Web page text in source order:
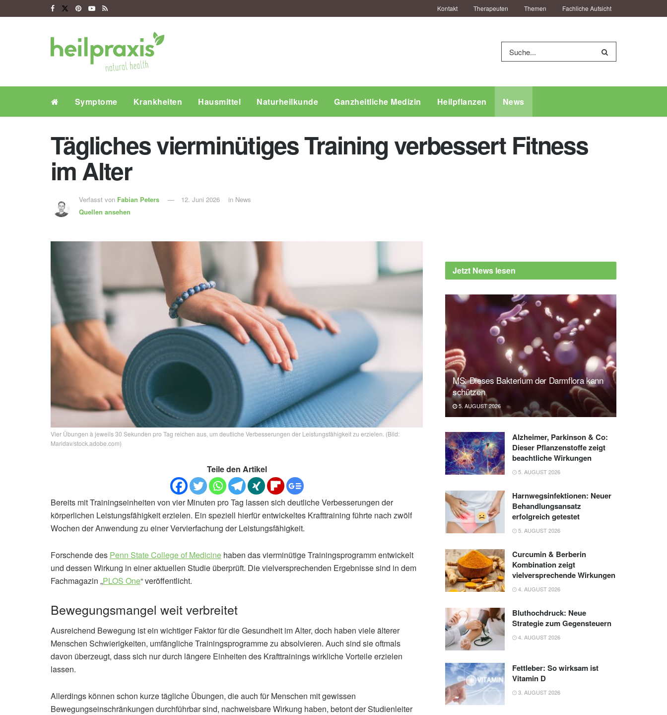
Kontakt Therapeuten Themen Fachliche Aufsicht
Symptome Krankheiten Hausmittel Naturheilkunde Ganzheitliche Medizin Heilpflanzen News
Tägliches vierminütiges Training verbessert Fitness
im Alter
Verfasst von Fabian Peters
Quellen ansehen
12. Juni 2026 in News
Vier Übungen à jeweils 30 Sekunden pro Tag reichen aus, um deutliche Verbesserungen der Leistungsfähigkeit zu erzielen. (Bild:
Maridav/stock.adobe.com)
Teile den Artikel
Bereits mit Trainingseinheiten von vier Minuten pro Tag lassen sich deutliche Verbesserungen der
körperlichen Leistungsfähigkeit erzielen. Ein speziell hierfür entwickeltes Krafttraining führte nach zwölf
Wochen der Anwendung zu einer Vervierfachung der Leistungsfähigkeit.
Forschende des Penn State College of Medicine haben das vierminütige Trainingsprogramm entwickelt
und dessen Wirkung in einer aktuellen Studie überprüft. Die vielversprechenden Ergebnisse sind in dem
Fachmagazin „PLOS One“ veröffentlicht.
Bewegungsmangel weit verbreitet
Ausreichend Bewegung ist ein wichtiger Faktor für die Gesundheit im Alter, doch haben viele älterer
Menschen Schwierigkeiten, umfängliche Trainingsprogramme zu absolvieren. Auch sind sie oftmals
davon überzeugt, dass sich nur durch längere Einheiten des Krafttrainings wirkliche Vorteile erzielen
lassen.
Allerdings können schon kurze tägliche Übungen, die auch für Menschen mit gewissen
Bewegungseinschränkungen durchführbar sind, nachweisbare Wirkung haben, betont der Studienleiter
Jetzt News lesen
MS: Dieses Bakterium der Darmflora kann
schützen
5. AUGUST 2026
Alzheimer, Parkinson & Co:
Dieser Pflanzenstoffe zeigt
beachtliche Wirkungen
5. AUGUST 2026
Harnwegsinfektionen: Neuer
Behandlungsansatz
erfolgreich getestet
5. AUGUST 2026
Curcumin & Berberin
Kombination zeigt
vielversprechende Wirkungen
4. AUGUST 2026
Bluthochdruck: Neue
Strategie zum Gegensteuern
4. AUGUST 2026
Fettleber: So wirksam ist
Vitamin D
3. AUGUST 2026